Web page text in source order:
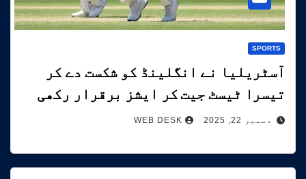
SPORTS
آسٹریلیا نے انگلینڈ کو شکست دے کر
تیسرا ٹیسٹ جیت کر ایشز برقرار رکھی
دسمبر 22, 2025 WEB DESK